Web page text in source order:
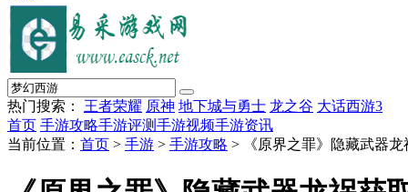
热门搜索： 王者荣耀 原神 地下城与勇士 龙之谷 大话西游3
首页 手游攻略手游评测手游视频手游资讯
当前位置： 首页 > 手游 > 手游攻略 > 《原界之罪》隐藏武器龙